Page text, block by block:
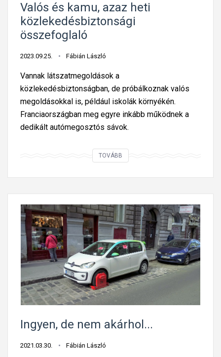
Valós és kamu, azaz heti
közlekedésbiztonsági
összefoglaló
2023.09.25. Fábián László
Vannak látszatmegoldások a
közlekedésbiztonságban, de próbálkoznak valós
megoldásokkal is, például iskolák környékén.
Franciaországban meg egyre inkább működnek a
dedikált autómegosztós sávok.
TOVÁBB
l
ó
s
é
s
k
a
m
u
z
Ingyen, de nem akárhol...
2021.03.30. Fábián László